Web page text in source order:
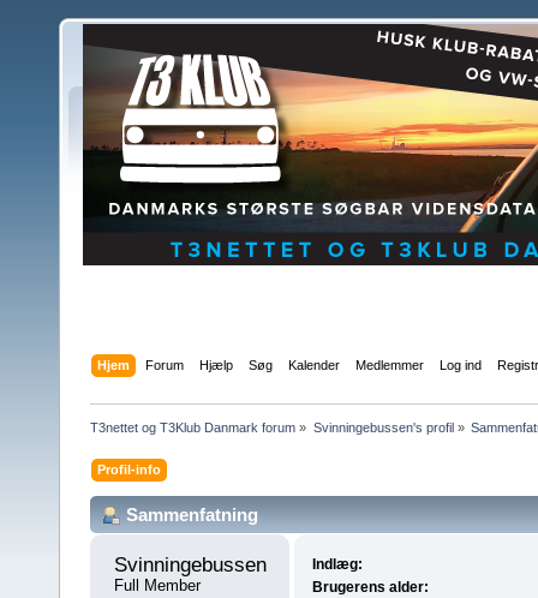
Hjem Forum Hjælp Søg Kalender Medlemmer Log ind
T3nettet og T3Klub Danmark forum » Svinningebussen's profil»
Profil-info
Sammenfatning
Full Member
Indlæg:
Brugerens alder: